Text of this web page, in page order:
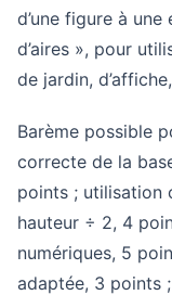
d’une figure à
d’aires », pour
de jardin,
Barème possible
correcte de la
points ; utilisation
hauteur ÷ 2, 4
numériques, 5
adaptée, 3 points